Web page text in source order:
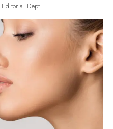
Editorial Dept.